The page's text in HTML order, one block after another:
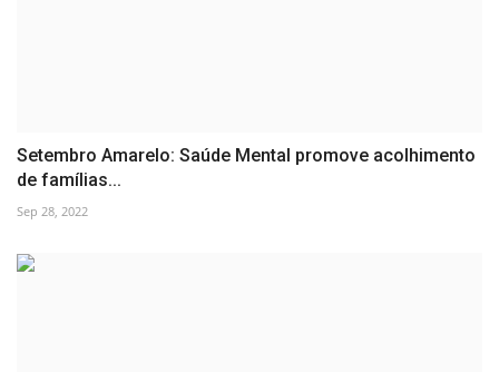
Setembro Amarelo: Saúde Mental promove acolhimento
de famílias...
Sep 28, 2022